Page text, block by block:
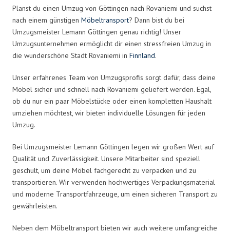
Planst du einen Umzug von Göttingen nach Rovaniemi und suchst
nach einem günstigen Möbeltransport? Dann bist du bei
Umzugsmeister Lemann Göttingen genau richtig! Unser
Umzugsunternehmen ermöglicht dir einen stressfreien Umzug in
die wunderschöne Stadt Rovaniemi in Finnland.
Unser erfahrenes Team von Umzugsprofis sorgt dafür, dass deine
Möbel sicher und schnell nach Rovaniemi geliefert werden. Egal,
ob du nur ein paar Möbelstücke oder einen kompletten Haushalt
umziehen möchtest, wir bieten individuelle Lösungen für jeden
Umzug.
Bei Umzugsmeister Lemann Göttingen legen wir großen Wert auf
Qualität und Zuverlässigkeit. Unsere Mitarbeiter sind speziell
geschult, um deine Möbel fachgerecht zu verpacken und zu
transportieren. Wir verwenden hochwertiges Verpackungsmaterial
und moderne Transportfahrzeuge, um einen sicheren Transport zu
gewährleisten.
Neben dem Möbeltransport bieten wir auch weitere umfangreiche